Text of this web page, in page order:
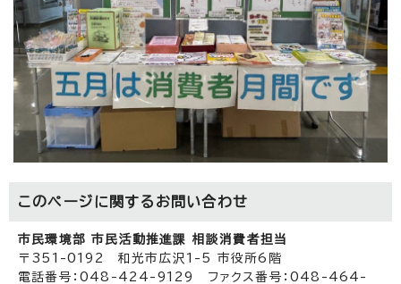
このページに関する お問い合わせ
市民環境部 市民活動推進課 相談消費者担当
〒351-0192 和光市広沢1-5 市役所6階
電話番号：048-424-9129 ファクス番号：048-464-